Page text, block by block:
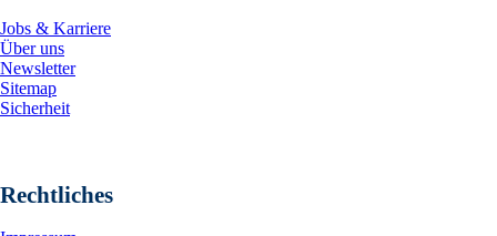
Jobs & Karriere
Über uns
Newsletter
Sitemap
Sicherheit
Rechtliches